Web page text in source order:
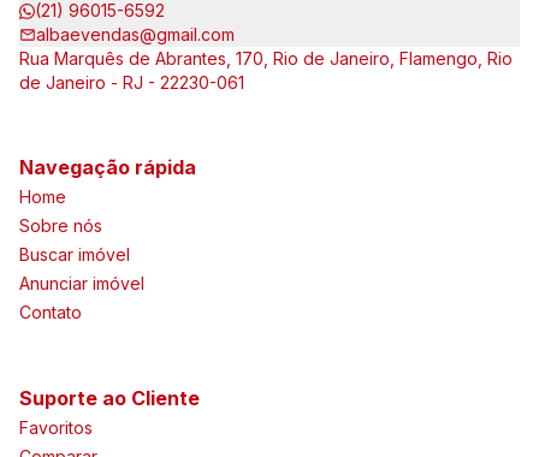
(21) 96015-6592
albaevendas@gmail.com
Rua Marquês de Abrantes, 170, Rio de Janeiro, Flamengo, Rio
de Janeiro - RJ - 22230-061
Navegação rápida
Home
Sobre nós
Buscar imóvel
Anunciar imóvel
Contato
Suporte ao Cliente
Favoritos